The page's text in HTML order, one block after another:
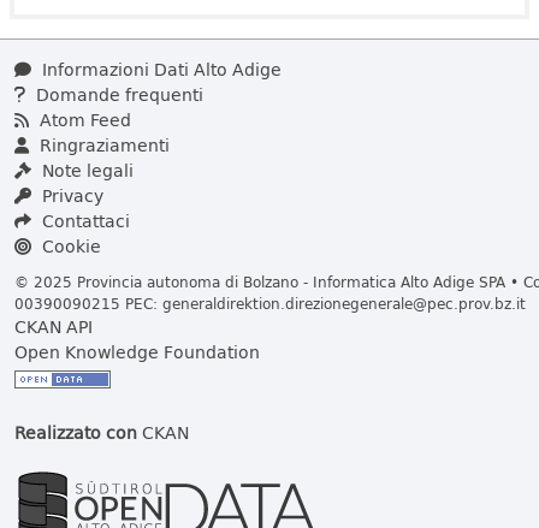
Informazioni Dati Alto Adige
Domande frequenti
Atom Feed
Ringraziamenti
Note legali
Privacy
Contattaci
Cookie
© 2025 Provincia autonoma di Bolzano - Informatica Alto Adige SPA •
00390090215 PEC: generaldirektion.direzionegenerale@pec.prov.bz.it
CKAN API
Open Knowledge Foundation
Realizzato conCKAN